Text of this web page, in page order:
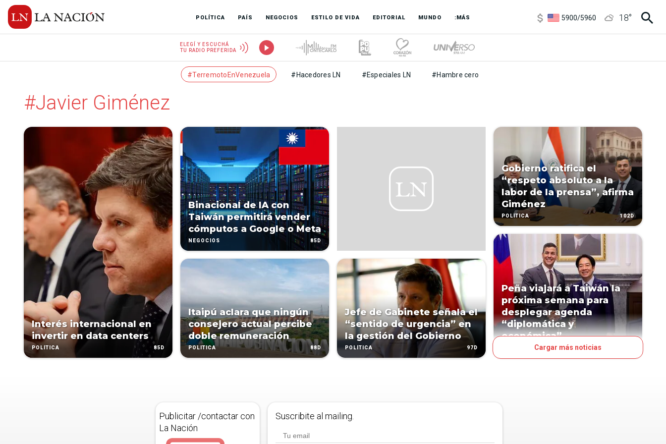
POLÍTICA PAÍS NEGOCIOS ESTILO DE VIDA EDITORIAL MUNDO :MÁS
5900/5960
18°
ELEGÍ Y ESCUCHÁ
TU RADIO PREFERIDA
#TerremotoEnVenezuela #Hacedores LN #Especiales LN #Hambre cero
#Javier Giménez
Interés internacional en
invertir en data centers
POLÍTICA 85D
Binacional de IA con
Taiwán permitirá vender
cómputos a Google o Meta
NEGOCIOS 85D
Itaipú aclara que ningún
consejero actual percibe
doble remuneración
POLÍTICA 88D
Jefe de Gabinete señala el
“sentido de urgencia” en
la gestión del Gobierno
POLÍTICA 97D
Gobierno ratifica el
“respeto absoluto a la
labor de la prensa”, afirma
Giménez
POLÍTICA 102D
Peña viajará a Taiwán la
próxima semana para
desplegar agenda
“diplomática y
económica”
Cargar más noticias
Publicitar /contactar con
La Nación
Suscribite al mailing.